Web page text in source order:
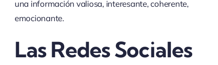
una información valiosa, interesante, coherente,
emocionante.
Las Redes Sociales